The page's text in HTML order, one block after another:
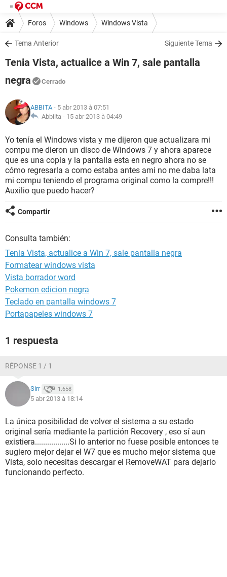
Foros Windows Windows Vista
Tema Anterior Siguiente Tema
Tenia Vista, actualice a Win 7, sale pantalla
negra
Cerrado
ABBITA- 5 abr 2013 à 07:51
Abbiita - 15 abr 2013 à 04:49
Yo tenía el Windows vista y me dijeron que actualizara mi
compu me dieron un disco de Windows 7 y ahora aparece
que es una copia y la pantalla esta en negro ahora no se
cómo regresarla a como estaba antes ami no me daba lata
mi compu teniendo el programa original como la compre!!!
Auxilio que puedo hacer?
Compartir
Consulta también:
Tenia Vista, actualice a Win 7, sale pantalla negra
Formatear windows vista
Vista borrador word
Pokemon edicion negra
Teclado en pantalla windows 7
Portapapeles windows 7
1 respuesta
RÉPONSE 1 / 1
Sirr 1.658
5 abr 2013 à 18:14
La única posibilidad de volver el sistema a su estado
original sería mediante la partición Recovery , eso sí aun
existiera.................Si lo anterior no fuese posible entonces te
sugiero mejor dejar el W7 que es mucho mejor sistema que
Vista, solo necesitas descargar el RemoveWAT para dejarlo
funcionando perfecto.